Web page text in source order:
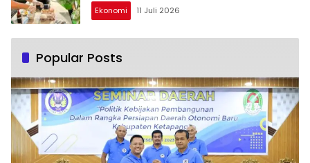
Ekonomi 11 Juli 2026
Popular Posts